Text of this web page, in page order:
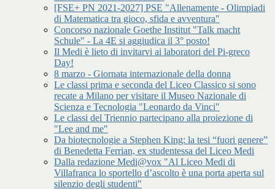
[FSE+ PN 2021-2027] PSE "Allenamente - Olimpiadi
di Matematica tra gioco, sfida e avventura"
Concorso nazionale Goethe Institut "Talk macht
Schule" - La 4E si aggiudica il 3° posto!
Il Medi è lieto di invitarvi ai laboratori del Pi-greco
Day!
8 marzo - Giornata internazionale della donna
Le classi prima e seconda del Liceo Classico si sono
recate a Milano per visitare il Museo Nazionale di
Scienza e Tecnologia "Leonardo da Vinci"
Le classi del Triennio partecipano alla proiezione di
"Lee and me"
Da biotecnologie a Stephen King: la tesi “fuori genere”
di Benedetta Ferrian, ex studentessa del Liceo Medi
Dalla redazione Medi@vox "Al Liceo Medi di
Villafranca lo sportello d’ascolto è una porta aperta sul
silenzio degli studenti"